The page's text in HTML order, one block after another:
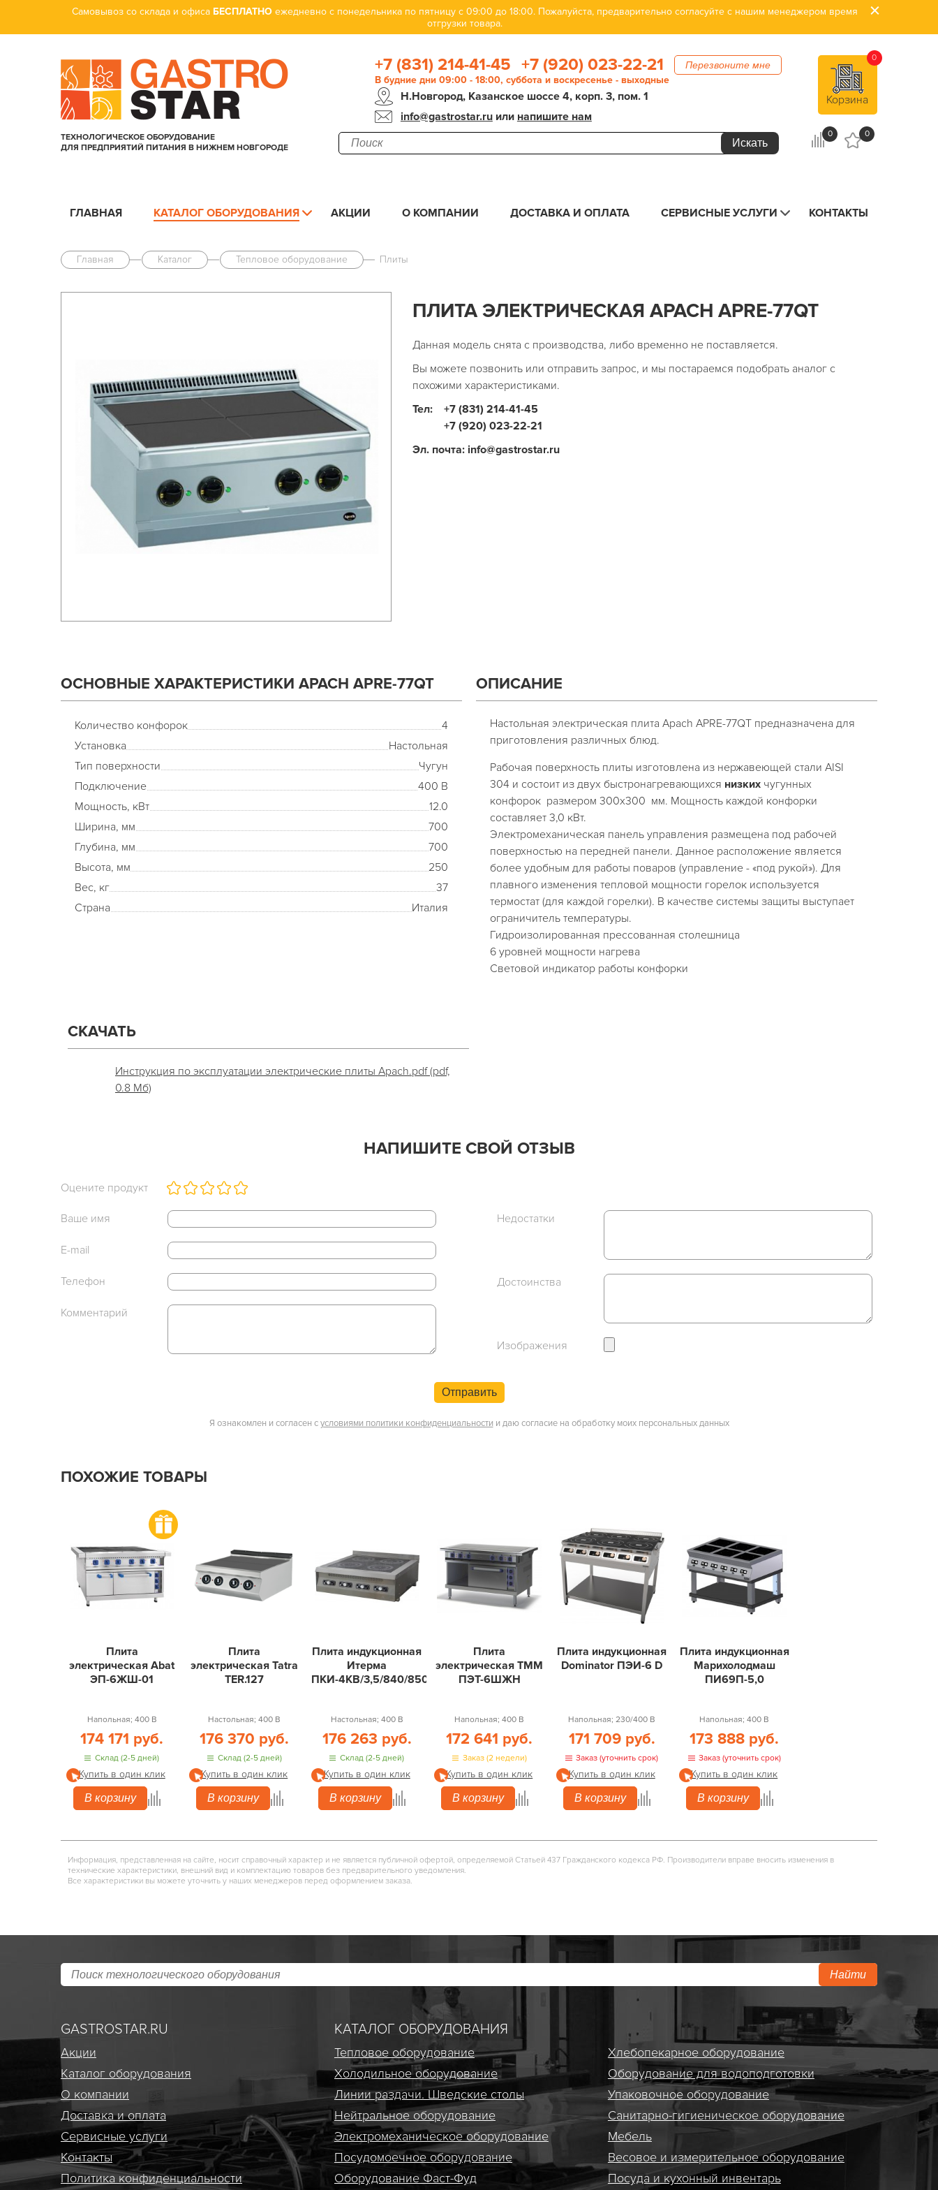
Самовывоз со склада и офиса БЕСПЛАТНО ежедневно с понедельника по пятницу с 09:00 до 18:00. Пожалуйста, предварительно согласуйте с нашим менеджером время
отгрузки товара.
ТЕХНОЛОГИЧЕСКОЕ ОБОРУДОВАНИЕ
ДЛЯ ПРЕДПРИЯТИЙ ПИТАНИЯ В НИЖНЕМ НОВГОРОДЕ
+7 (831) 214-41-45 +7 (920) 023-22-21 Перезвоните мне
В будние дни 09:00 - 18:00, суббота и воскресенье - выходные
Н.Новгород, Казанское шоссе 4, корп. 3, пом. 1
info@gastrostar.ruили напишите нам
Корзина
0
0 0
ГЛАВНАЯ КАТАЛОГ ОБОРУДОВАНИЯ АКЦИИ О КОМПАНИИ ДОСТАВКА И ОПЛАТА СЕРВИСНЫЕ УСЛУГИ КОНТАКТЫ
Главная Каталог Тепловое оборудование Плиты
ПЛИТА ЭЛЕКТРИЧЕСКАЯ APACH APRE-77QT
Данная модель снята с производства, либо временно не поставляется.
Вы можете позвонить или отправить запрос, и мы постараемся подобрать аналог с
похожими характеристиками.
Тел:
+7 (831) 214-41-45
+7 (920) 023-22-21
Эл. почта: info@gastrostar.ru
ОСНОВНЫЕ ХАРАКТЕРИСТИКИ APACH APRE-77QT
Количество конфорок
4
Установка
Настольная
Тип поверхности
Чугун
Подключение
400 В
Мощность, кВт
12.0
Ширина, мм
700
Глубина, мм
700
Высота, мм
250
Вес, кг
37
Страна
Италия
ОПИСАНИЕ
Настольная электрическая плита Apach APRE-77QT предназначена для
приготовления различных блюд.
Рабочая поверхность плиты изготовлена из нержавеющей стали AISI
304 и состоит из двух быстронагревающихся низких чугунных
конфорок размером 300х300 мм. Мощность каждой конфорки
составляет 3,0 кВт.
Электромеханическая панель управления размещена под рабочей
поверхностью на передней панели. Данное расположение является
более удобным для работы поваров (управление - «под рукой»). Для
плавного изменения тепловой мощности горелок используется
термостат (для каждой горелки). В качестве системы защиты выступает
ограничитель температуры.
Гидроизолированная прессованная столешница
6 уровней мощности нагрева
Световой индикатор работы конфорки
СКАЧАТЬ
Инструкция по эксплуатации электрические плиты Apach.pdf (pdf,
0.8 Мб)
НАПИШИТЕ СВОЙ ОТЗЫВ
Оцените продукт
Ваше имя
E-mail
Телефон
Комментарий
Недостатки
Достоинства
Изображения
Отправить
Я ознакомлен и согласен сусловиями политики конфиденциальности и даю согласие на обработку моих персональных данных
ПОХОЖИЕ ТОВАРЫ
Плита
электрическая Abat
ЭП-6ЖШ-01
Напольная; 400 В
174 171 руб.
Склад (2-5 дней)
Купить в один клик
В корзину
Плита
электрическая Tatra
TER.127
Настольная; 400 В
176 370 руб.
Склад (2-5 дней)
Купить в один клик
В корзину
Плита индукционная
Итерма
ПКИ-4КВ/3,5/840/850/360
Настольная; 400 В
176 263 руб.
Склад (2-5 дней)
Купить в один клик
В корзину
Плита
электрическая ТММ
ПЭТ-6ШЖН
Напольная; 400 В
172 641 руб.
Заказ (2 недели)
Купить в один клик
В корзину
Плита индукционная
Dominator ПЭИ-6 D
Напольная; 230/400 В
171 709 руб.
Заказ (уточнить срок)
Купить в один клик
В корзину
Плита индукционная
Марихолодмаш
ПИ69П-5,0
Напольная; 400 В
173 888 руб.
Заказ (уточнить срок)
Купить в один клик
В корзину
Информация, представленная на сайте, носит справочный характер и не является публичной офертой, определяемой Статьей 437 Гражданского кодекса РФ. Производители вправе вносить изменения в
технические характеристики, внешний вид и комплектацию товаров без предварительного уведомления.
Все характеристики вы можете уточнить у наших менеджеров перед оформлением заказа.
Найти
GASTROSTAR.RU
Акции
Каталог оборудования
О компании
Доставка и оплата
Сервисные услуги
Контакты
Политика конфиденциальности
КАТАЛОГ ОБОРУДОВАНИЯ
Тепловое оборудование
Холодильное оборудование
Линии раздачи. Шведские столы
Нейтральное оборудование
Электро­механическое оборудование
Посудомоечное оборудование
Оборудование Фаст-Фуд
Хлебопекарное оборудование
Оборудование для водоподготовки
Упаковочное оборудование
Санитарно-гигиеническое оборудование
Мебель
Весовое и измерительное оборудование
Посуда и кухонный инвентарь